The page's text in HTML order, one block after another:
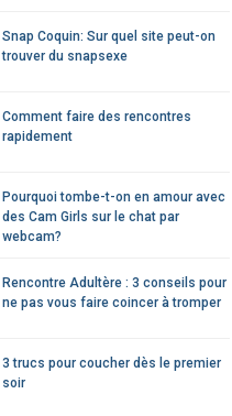
Snap Coquin: Sur quel site peut-on
trouver du snapsexe
Comment faire des rencontres
rapidement
Pourquoi tombe-t-on en amour avec
des Cam Girls sur le chat par
webcam?
Rencontre Adultère : 3 conseils pour
ne pas vous faire coincer à tromper
3 trucs pour coucher dès le premier
soir